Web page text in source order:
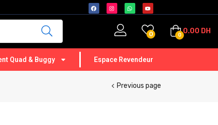
0 0 0.00 DH
Quad & Buggy Espace Revendeur
Previous page